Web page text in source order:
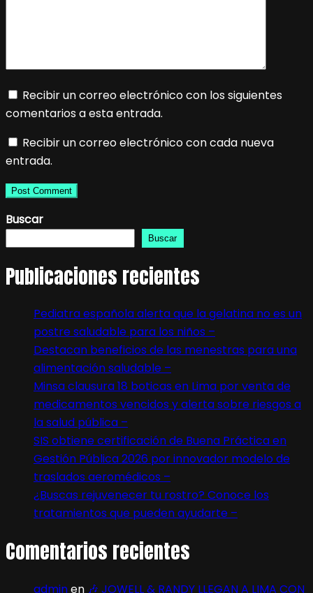
Recibir un correo electrónico con los siguientes
comentarios a esta entrada.
Recibir un correo electrónico con cada nueva
entrada.
Buscar
Buscar
Publicaciones recientes
Pediatra española alerta que la gelatina no es un
postre saludable para los niños –
Destacan beneficios de las menestras para una
alimentación saludable –
Minsa clausura 18 boticas en Lima por venta de
medicamentos vencidos y alerta sobre riesgos a
la salud pública –
SIS obtiene certificación de Buena Práctica en
Gestión Pública 2026 por innovador modelo de
traslados aeromédicos –
¿Buscas rejuvenecer tu rostro? Conoce los
tratamientos que pueden ayudarte –
Comentarios recientes
adminen 🎶 JOWELL & RANDY LLEGAN A LIMA CON